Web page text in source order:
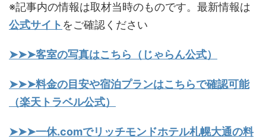
※記事内の情報は取材当時のものです。最新情報は
公式サイト をご確認ください
➤➤➤客室の写真はこちら（じゃらん公式）
➤➤➤料金の目安や宿泊プランはこちらで確認可能
（楽天トラベル公式）
➤➤➤一休.comでリッチモンドホテル札幌大通の料